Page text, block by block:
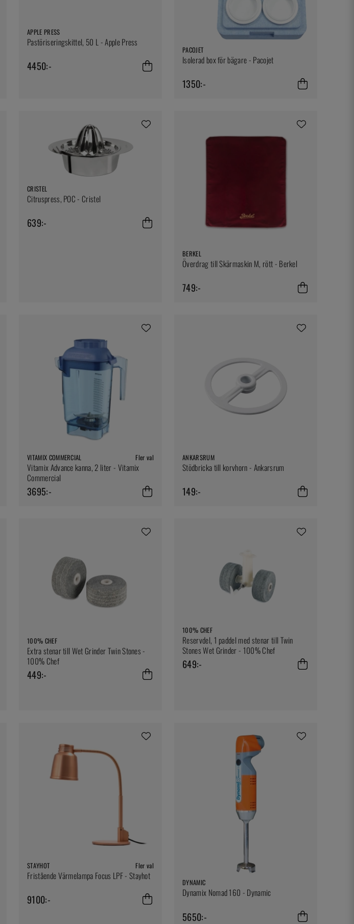
APPLE PRESS
Pastöriseringskittel, 50 L - Apple Press
4450:-
PACOJET
Isolerad box för bägare - Pacojet
1350:-
CRISTEL
Citruspress, POC - Cristel
639:-
BERKEL
Överdrag till Skärmaskin M, rött - Berkel
749:-
VITAMIX COMMERCIAL Fler val
Vitamix Advance kanna, 2 liter - Vitamix
Commercial
3695:-
ANKARSRUM
Stödbricka till korvhorn - Ankarsrum
149:-
100% CHEF
Extra stenar till Wet Grinder Twin Stones -
100% Chef
449:-
100% CHEF
Reservdel, 1 paddel med stenar till Twin
Stones Wet Grinder - 100% Chef
649:-
STAYHOT Fler val
Fristående Värmelampa Focus LPF - Stayhot
9100:-
DYNAMIC
Dynamix Nomad 160 - Dynamic
5650:-